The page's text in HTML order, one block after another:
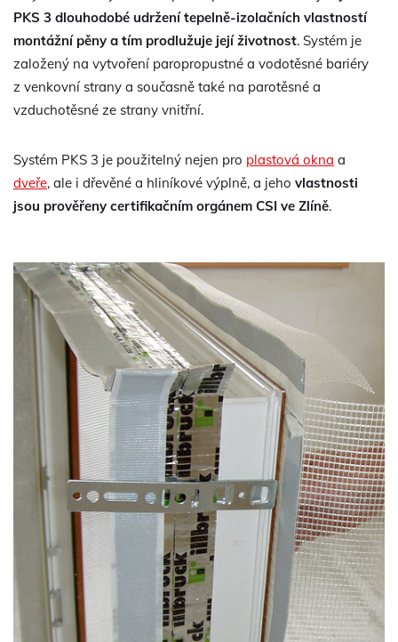
PKS 3 dlouhodobé udržení tepelně-izolačních vlastností
montážní pěny a tím prodlužuje její životnost. Systém je
založený na vytvoření paropropustné a vodotěsné bariéry
z venkovní strany a současně také na parotěsné a
vzduchotěsné ze strany vnitřní.
Systém PKS 3 je použitelný nejen pro plastová okna a
dveře, ale i dřevěné a hliníkové výplně, a jeho vlastnosti
jsou prověřeny certifikačním orgánem CSI ve Zlíně.